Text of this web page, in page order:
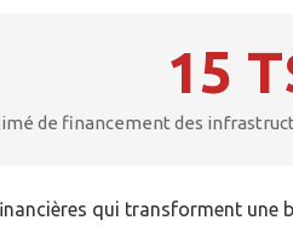
15
de financement des
qui transforment